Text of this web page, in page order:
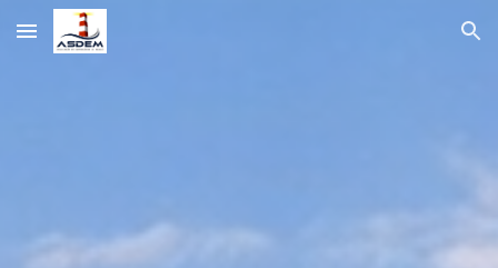
Skip to main content Skip to navigation